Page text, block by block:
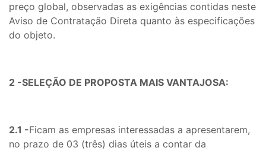
preço global, observadas as exigências contidas neste
Aviso de Contratação Direta quanto às especificações
do objeto.
2 -SELEÇÃO DE PROPOSTA MAIS VANTAJOSA:
2.1 -Ficam as empresas interessadas a apresentarem,
no prazo de 03 (três) dias úteis a contar da